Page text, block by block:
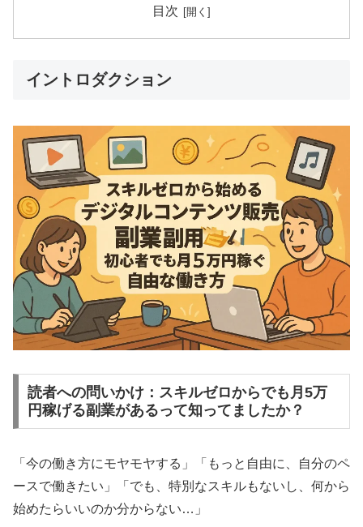
目次
イントロダクション
読者への問いかけ：スキルゼロからでも月5万
円稼げる副業があるって知ってましたか？
「今の働き方にモヤモヤする」「もっと自由に、自分のペ
ースで働きたい」「でも、特別なスキルもないし、何から
始めたらいいのか分からない…」